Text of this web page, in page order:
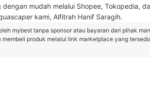
dengan mudah melalui Shopee, Tokopedia,
kami, Alfitrah Hanif Saragih.
mybest tanpa sponsor atau bayaran dari pihak
produk melalui link marketplace yang